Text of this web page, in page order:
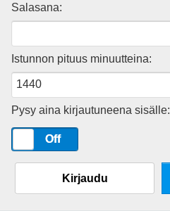
Salasana:
Istunnon pituus minuutteina:
Pysy aina kirjautuneena sisälle:
Off
Kirjaudu